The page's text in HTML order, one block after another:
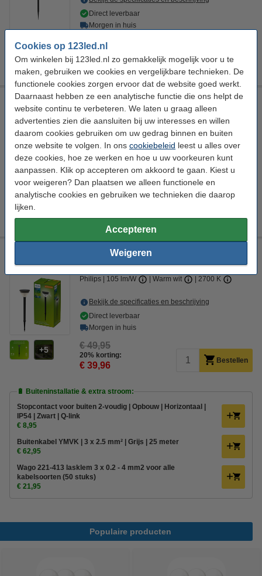
Cookies op 123led.nl
Om winkelen bij 123led.nl zo gemakkelijk mogelijk voor u te
maken, gebruiken we cookies en vergelijkbare technieken. De
functionele cookies zorgen ervoor dat de website goed werkt.
Daarnaast hebben ze een analytische functie die ons helpt de
website continu te verbeteren. We laten u graag alleen
advertenties zien die aansluiten bij uw interesses en willen
daarom cookies gebruiken om uw gedrag binnen en buiten
onze website te volgen. In ons cookiebeleid leest u alles over
deze cookies, hoe ze werken en hoe u uw voorkeuren kunt
aanpassen. Klik op accepteren om akkoord te gaan. Kiest u
voor weigeren? Dan plaatsen we alleen functionele en
analytische cookies en gebruiken we technieken die daarop
lijken.
Accepteren
Weigeren
4
Direct leverbaar
Morgen in huis
€ 39,95
€ 31,96 Bestellen
Philips myGarden Solar sokkellamp met spies | Jivix | 2700K
| IP44 | Zwart
4
Bekijk de specificaties en beschrijving
Morgen in huis
€ 44,95
Philips solar sokkellamp met spies en sensor 67 cm | Kyna |
2700K | Kegel | IP44 | Zwart
5
Philips 105 lm/W Warm wit 2700 K
Bekijk de specificaties en beschrijving
Direct leverbaar
Morgen in huis
€ 49,95
20% korting:
€ 39,96 Bestellen
🔋 Buiteninstallatie & extra stroom:
Stopcontact voor buiten 2-voudig | Opbouw | Horizontaal |
IP54 | Zwart | Q-link
€ 8,95
Buitenkabel YMVK | 3 x 2.5 mm² | Grijs | 25 meter
€ 62,95
Wago 221-413 lasklem 3 x 0.2 - 4 mm2 voor alle
kabelsoorten (50 stuks)
€ 21,95
Populaire producten